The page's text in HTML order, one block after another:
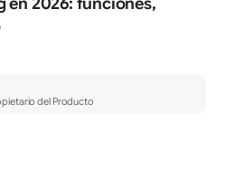
del Producto